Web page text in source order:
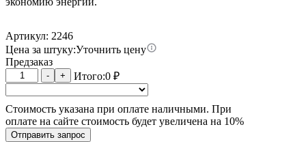
Артикул: 2246
Цена за штуку:Уточнить цену
Предзаказ
Количество
товара
Whatsminer
M50S
31W
110T
- + Итого:0₽
Стоимость указана при оплате наличными. При
оплате на сайте стоимость будет увеличена на 10%
Отправить запрос